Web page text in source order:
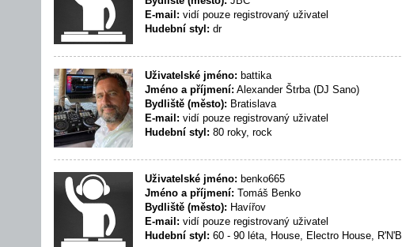
E-mail: vidí pouze registrovaný uživatel
Hudební styl: dr
Uživatelské jméno: battika
Jméno a příjmení: Alexander Štrba (DJ Sano)
Bydliště (město): Bratislava
E-mail: vidí pouze registrovaný uživatel
Hudební styl: 80 roky, rock
Uživatelské jméno: benko665
Jméno a příjmení: Tomáš Benko
Bydliště (město): Havířov
E-mail: vidí pouze registrovaný uživatel
Hudební styl: 60 - 90 léta, House, Electro House, R'N'B